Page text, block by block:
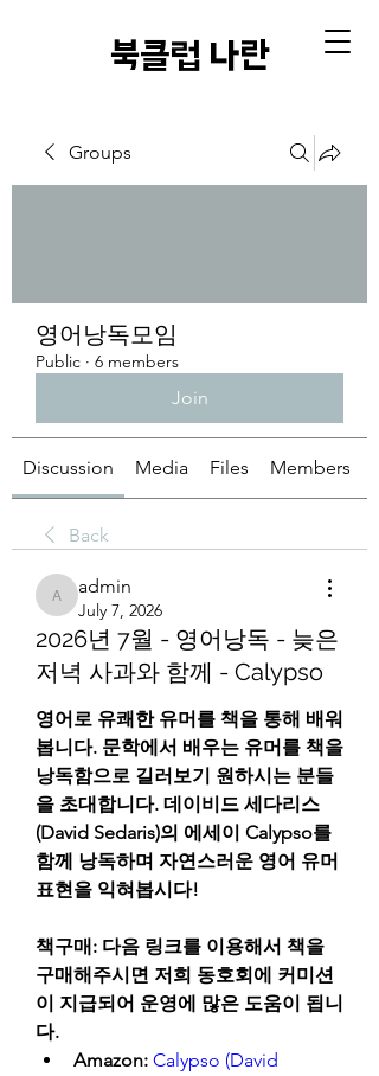
​북클럽 나란
Groups
영어낭독모임
Public · 6 members
Join
Discussion Media Files Members
Back
admin
admin
July 7, 2026
2026년 7월 - 영어낭독 - 늦은
저녁 사과와 함께 - Calypso
영어로 유쾌한 유머를 책을 통해 배워
봅니다. 문학에서 배우는 유머를 책을
낭독함으로 길러보기 원하시는 분들
을 초대합니다. 데이비드 세다리스
(David Sedaris)의 에세이 Calypso를
함께 낭독하며 자연스러운 영어 유머
표현을 익혀봅시다!
책구매: 다음 링크를 이용해서 책을
구매해주시면 저희 동호회에 커미션
이 지급되어 운영에 많은 도움이 됩니
다.
Amazon: Calypso (David